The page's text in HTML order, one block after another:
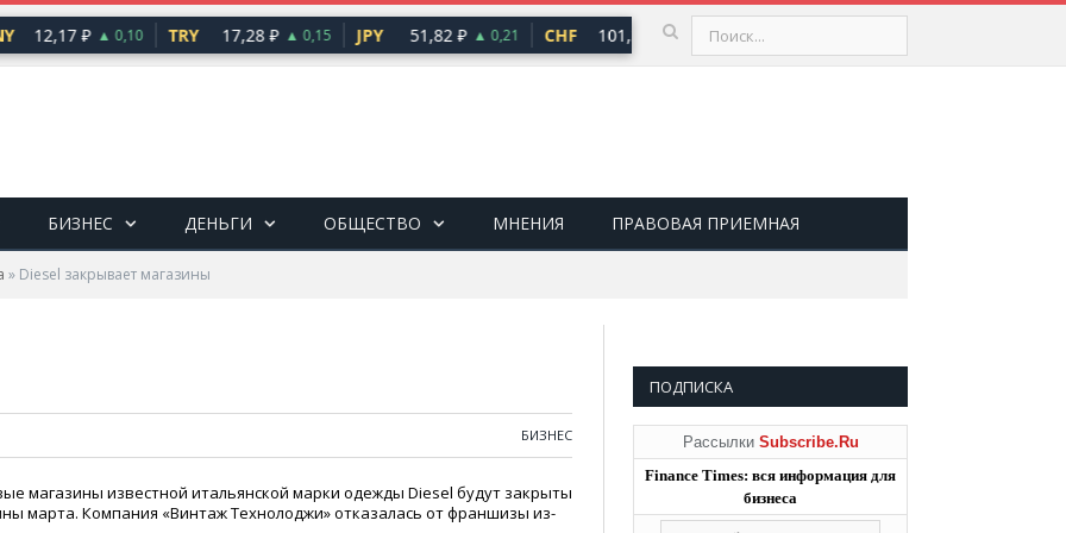
12,17 ₽ ▲ 0,10 TRY 17,28 ₽ ▲ 0,15 JPY 51,82 ₽ ▲ 0,21 CHF 101,30 ₽ ▲ 0,64 USD
БИЗНЕС ДЕНЬГИ ОБЩЕСТВО МНЕНИЯ ПРАВОВАЯ ПРИЕМНАЯ
» Diesel закрывает магазины
БИЗНЕС
магазины известной итальянской марки одежды Diesel будут закрыты
марта. Компания «Винтаж Технолоджи» отказалась от франшизы из-
ПОДПИСКА
Рассылки Subscribe.Ru
Finance Times: вся информация для
бизнеса